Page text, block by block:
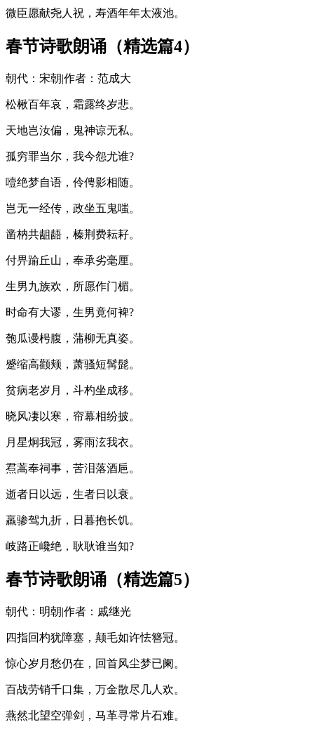
微臣愿献尧人祝，寿酒年年太液池。
春节诗歌朗诵（精选篇4）
朝代：宋朝|作者：范成大
松楸百年哀，霜露终岁悲。
天地岂汝偏，鬼神谅无私。
孤穷罪当尔，我今怨尤谁?
噎绝梦自语，伶俜影相随。
岂无一经传，政坐五鬼嗤。
凿枘共龃龉，榛荆费耘耔。
付畀踰丘山，奉承劣毫厘。
生男九族欢，所愿作门楣。
时命有大谬，生男竟何裨?
匏瓜谩枵腹，蒲柳无真姿。
蹙缩高颧颊，萧骚短髯髭。
贫病老岁月，斗杓坐成移。
晓风凄以寒，帘幕相纷披。
月星炯我冠，雾雨泫我衣。
焄蒿奉祠事，苦泪落酒巵。
逝者日以远，生者日以衰。
羸骖驾九折，日暮抱长饥。
岐路正巉绝，耿耿谁当知?
春节诗歌朗诵（精选篇5）
朝代：明朝|作者：戚继光
四指回杓犹障塞，颠毛如许怯簪冠。
惊心岁月愁仍在，回首风尘梦已阑。
百战劳销千口集，万金散尽几人欢。
燕然北望空弹剑，马革寻常片石难。